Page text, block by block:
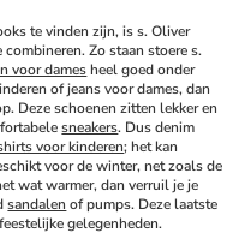
te vinden zijn, is s. Oliver
Zo staan stoere s.
voor dames heel goed onder
of jeans voor dames, dan
Deze schoenen zitten lekker en
sneakers. Dus denim
voor kinderen; het kan
voor de winter, net zoals de
wat warmer, dan verruil je je
sandalen of pumps. Deze laatste
gelegenheden.